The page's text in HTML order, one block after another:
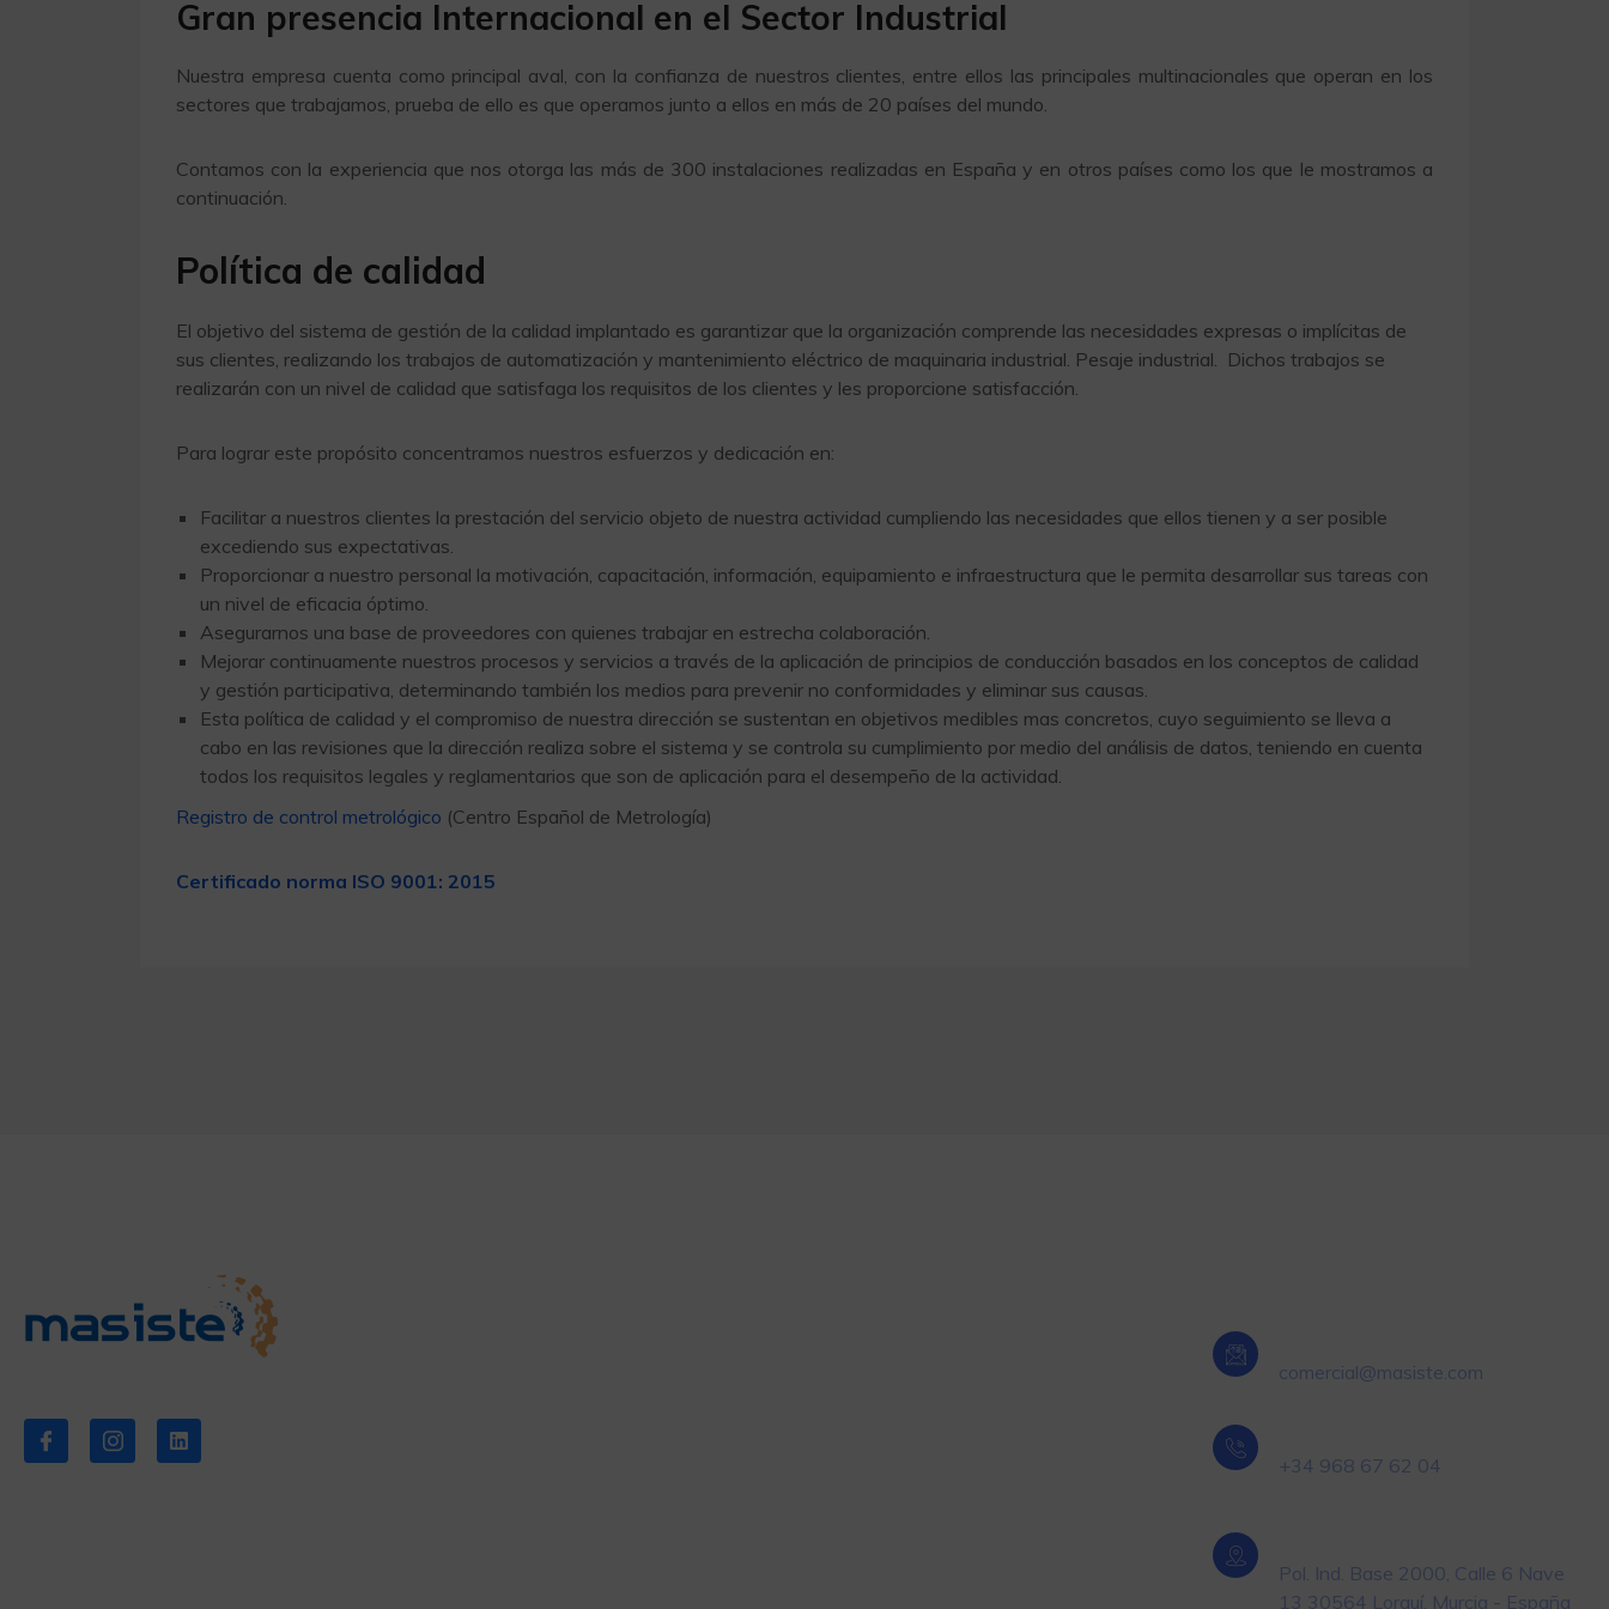
Gran presencia Internacional en el Sector Industrial
Nuestra empresa cuenta como principal aval, con la confianza de nuestros clientes, entre ellos las principales multinacionales que operan en los
sectores que trabajamos, prueba de ello es que operamos junto a ellos en más de 20 países del mundo.
Contamos con la experiencia que nos otorga las más de 300 instalaciones realizadas en España y en otros países como los que le mostramos a
continuación.
Política de calidad
El objetivo del sistema de gestión de la calidad implantado es garantizar que la organización comprende las necesidades expresas o implícitas de
sus clientes, realizando los trabajos de automatización y mantenimiento eléctrico de maquinaria industrial. Pesaje industrial. Dichos trabajos se
realizarán con un nivel de calidad que satisfaga los requisitos de los clientes y les proporcione satisfacción.
Para lograr este propósito concentramos nuestros esfuerzos y dedicación en:
Facilitar a nuestros clientes la prestación del servicio objeto de nuestra actividad cumpliendo las necesidades que ellos tienen y a ser posible
excediendo sus expectativas.
Proporcionar a nuestro personal la motivación, capacitación, información, equipamiento e infraestructura que le permita desarrollar sus tareas con
un nivel de eficacia óptimo.
Asegurarnos una base de proveedores con quienes trabajar en estrecha colaboración.
Mejorar continuamente nuestros procesos y servicios a través de la aplicación de principios de conducción basados en los conceptos de calidad
y gestión participativa, determinando también los medios para prevenir no conformidades y eliminar sus causas.
Esta política de calidad y el compromiso de nuestra dirección se sustentan en objetivos medibles mas concretos, cuyo seguimiento se lleva a
cabo en las revisiones que la dirección realiza sobre el sistema y se controla su cumplimiento por medio del análisis de datos, teniendo en cuenta
todos los requisitos legales y reglamentarios que son de aplicación para el desempeño de la actividad.
Registro de control metrológico (Centro Español de Metrología)
Certificado norma ISO 9001: 2015
comercial@masiste.com
+34 968 67 62 04
Pol. Ind. Base 2000, Calle 6 Nave
13 30564 Lorquí. Murcia - España